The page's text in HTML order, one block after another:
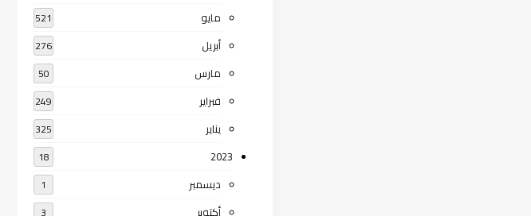
مايو 521
أبريل 276
مارس 50
فبراير 249
يناير 325
2023
18
ديسمبر 1
أكتوبر